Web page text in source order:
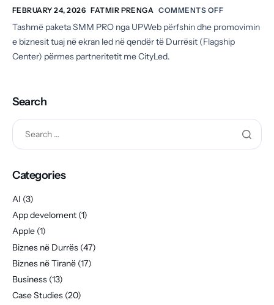
FEBRUARY 24, 2026 FATMIR PRENGA COMMENTS OFF
Tashmë paketa SMM PRO nga UPWeb përfshin dhe promovimin
e biznesit tuaj në ekran led në qendër të Durrësit (Flagship
Center) përmes partneritetit me CityLed.
Search
Categories
AI (3)
App develoment (1)
Apple (1)
Biznes në Durrës (47)
Biznes në Tiranë (17)
Business (13)
Case Studies (20)